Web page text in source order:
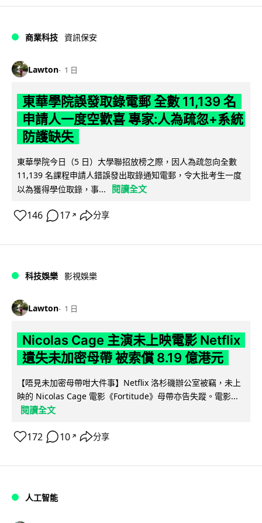
商業科技 資訊保安
Lawton 1 日
東華學院誤發取錄電郵 全數 11,139 名
申請人一度空歡喜 專家:人為疏忽+系統
防護缺失
東華學院今日（5 日）大學聯招放榜之際，因人為疏忽向全數
11,139 名課程申請人錯誤發出取錄通知電郵，令大批考生一度
以為獲得學位取錄，事...
閱讀全文
146 17 ↗ 分享
科技娛樂 影視娛樂
Lawton 1 日
Nicolas Cage 主演未上映電影 Netflix
遺失未加密母帶 被索償 8.19 億港元
【唔見未加密母帶咁大件事】Netflix 洛杉磯辦公室被竊，未上
映的 Nicolas Cage 電影《Fortitude》母帶亦告失蹤。電影...
閱讀全文
172 10 ↗ 分享
人工智能